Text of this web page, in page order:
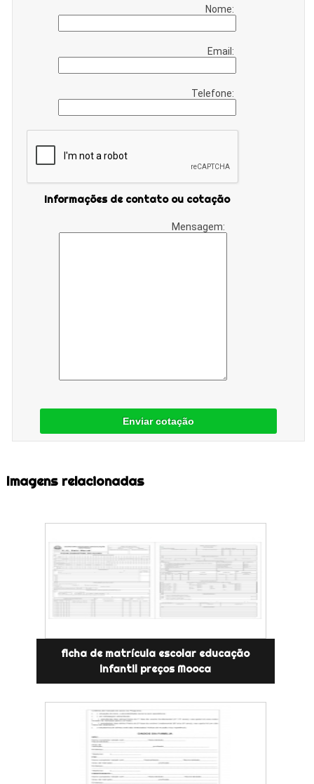
Nome:
Email:
Telefone:
Informações de contato ou cotação
Mensagem:
Enviar cotação
Imagens relacionadas
ficha de matrícula escolar educação
infantil preços Mooca